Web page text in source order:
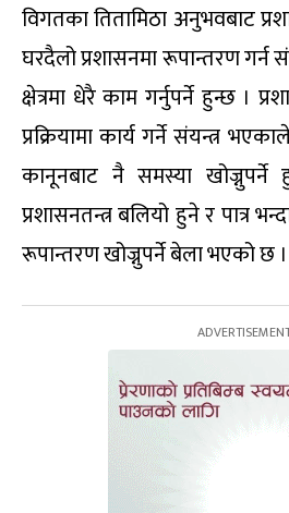
विगतका तितामिठा अनुभवबाट
घरदैलो प्रशासनमा रूपान्तरण गर्न
क्षेत्रमा धेरै काम गर्नुपर्ने हुन्छ ।
प्रक्रियामा कार्य गर्ने संयन्त्र
कानूनबाट नै समस्या खोज्नुपर्ने
प्रशासनतन्त्र बलियो हुने र पात्र
रूपान्तरण खोज्नुपर्ने बेला भएको छ ।